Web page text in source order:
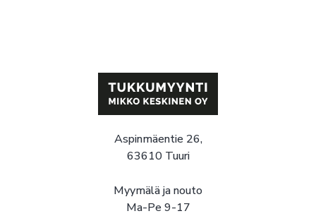
Aspinmäentie 26,
63610 Tuuri
Myymälä ja nouto
Ma-Pe 9-17